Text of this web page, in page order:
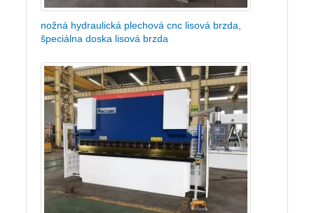
nožná hydraulická plechová cnc lisová brzda,
špeciálna doska lisová brzda